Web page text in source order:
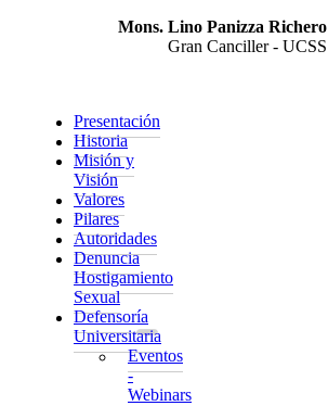
Mons. Lino Panizza Richero
Gran Canciller - UCSS
Presentación
Historia
Misión y
Visión
Valores
Pilares
Autoridades
Denuncia
Hostigamiento
Sexual
Defensoría
Universitaria
Eventos
-
Webinars